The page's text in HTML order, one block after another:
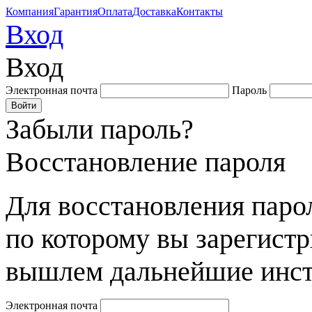
КомпанияГарантияОплатаДоставкаКонтакты
Вход
Вход
Электронная почта Пароль
Забыли пароль?
Восстановление пароля
Для восстановления
по которому вы
вышлем дальнейшие
Электронная почта